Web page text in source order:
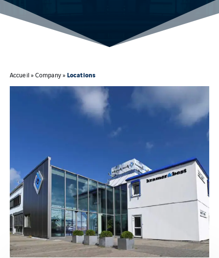
Accueil»Company» Locations